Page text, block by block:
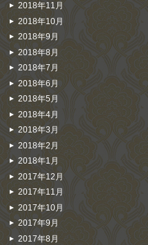
2018年11月
2018年10月
2018年9月
2018年8月
2018年7月
2018年6月
2018年5月
2018年4月
2018年3月
2018年2月
2018年1月
2017年12月
2017年11月
2017年10月
2017年9月
2017年8月